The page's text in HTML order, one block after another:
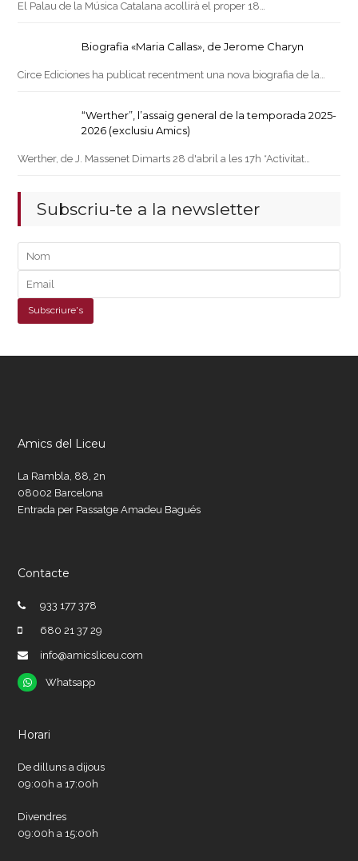
El Palau de la Música Catalana acollirà el proper 18…
Biografia «Maria Callas», de Jerome Charyn
Circe Ediciones ha publicat recentment una nova biografia de la…
“Werther”, l’assaig general de la temporada 2025-
2026 (exclusiu Amics)
Werther, de J. Massenet Dimarts 28 d'abril a les 17h *Activitat…
Subscriu-te a la newsletter
Amics del Liceu
La Rambla, 88, 2n
08002 Barcelona
Entrada per Passatge Amadeu Bagués
Contacte
933 177 378
680 21 37 29
info@amicsliceu.com
Whatsapp
Whatsapp
Horari
De dilluns a dijous
09:00h a 17:00h
Divendres
09:00h a 15:00h